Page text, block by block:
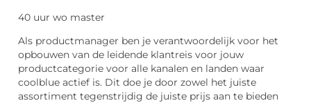
40 uur wo master
Als productmanager ben je verantwoordelijk voor het
opbouwen van de leidende klantreis voor jouw
productcategorie voor alle kanalen en landen waar
coolblue actief is. Dit doe je door zowel het juiste
assortiment tegenstrijdig de juiste prijs aan te bieden